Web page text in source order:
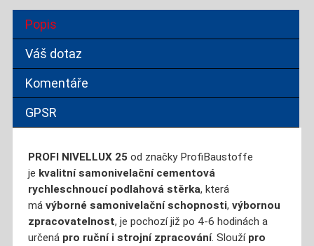
Popis
Váš dotaz
Komentáře
GPSR
PROFI NIVELLUX 25 od značky ProfiBaustoffe
je kvalitní samonivelační cementová
rychleschnoucí podlahová stěrka, která
má výborné samonivelační schopnosti, výbornou
zpracovatelnost, je pochozí již po 4-6 hodinách a
určená pro ruční i strojní zpracování. Slouží pro